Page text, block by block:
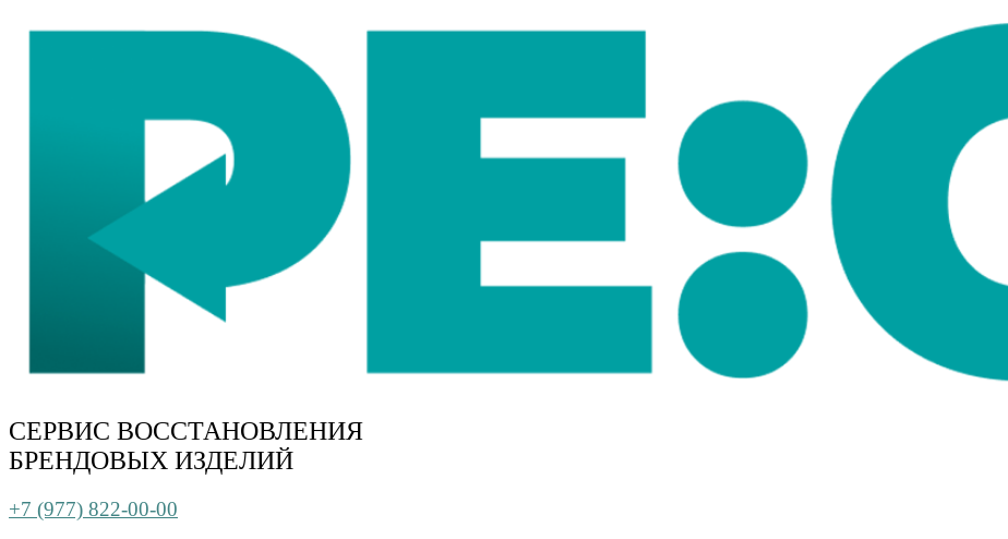
СЕРВИС ВОССТАНОВЛЕНИЯ
БРЕНДОВЫХ ИЗДЕЛИЙ
+7 (977) 822-00-00